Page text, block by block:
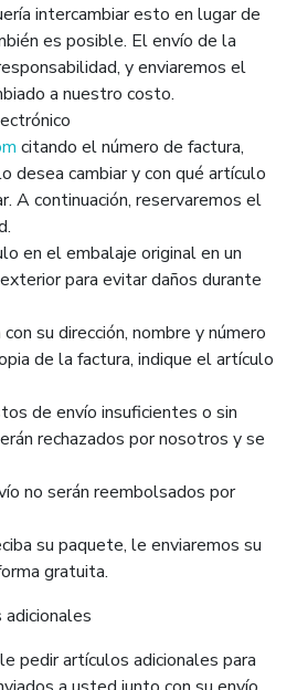
intercambiar esto en lugar de
es posible. El envío de la
y enviaremos el
a nuestro costo.
citando el número de factura,
desea cambiar y con qué artículo
A continuación, reservaremos el
en el embalaje original en un
para evitar daños durante
su dirección, nombre y número
de la factura, indique el artículo
de envío insuficientes o sin
rechazados por nosotros y se
no serán reembolsados por
su paquete, le enviaremos su
gratuita.
pedir artículos adicionales para